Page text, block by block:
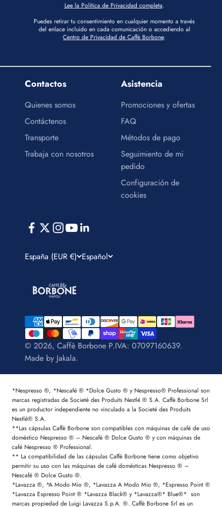
Lee la Política de Privacidad completa.
Puedes retirar tu consentimiento en cualquier momento a través
del enlace incluido en cada comunicación o accediendo al
Centro de Privacidad de Caffè Borbone.
Contactos
Quienes somos
Contáctenos
Transporte
Trabaja con nosotros
Asistencia
Promociones y ofertas
FAQ
Métodos de pago
Seguimiento de mi
pedido
Configuración de
cookies
España (EUR €) Español
© 2026, Caffè Borbone P.IVA: 07097160639.
Made by Jakala.
*Nespresso ®, *Nescafé ® *Dolce Gusto ® y Nespresso® Professional son
marcas registradas de Societé des Produits Nestlé ® S.A. Caffè Borbone Srl
es un productor independiente no vinculado a la Societé des Produits
Nestlé® S.A.
**Las cápsulas Caffè Borbone son compatibles con máquinas de café de uso
doméstico Nespresso ® – Nescafé ® Dolce Gusto ® y con máquinas de
café Nespresso ® Professional.
** La compatibilidad de las cápsulas Caffè Borbone tiene como objetivo
permitir su uso con las máquinas de café domésticas Nespresso ® –
Nescafé ® Dolce Gusto ®.
*Lavazza ®, *A Modo Mio ®, *Lavazza A Modo Mio ®, *Espresso Point ®
*Lavazza Espresso Point ® *Lavazza Black® y *Lavazza®* Blue®* son
marcas propiedad de Luigi Lavazza S.p.A. ®. Caffè Borbone Srl es un